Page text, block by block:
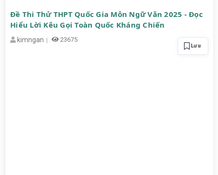
Đề Thi Thử THPT Quốc Gia Môn Ngữ Văn 2025 - Đọc
Hiểu Lời Kêu Gọi Toàn Quốc Kháng Chiến
kimngan 23675
Lưu